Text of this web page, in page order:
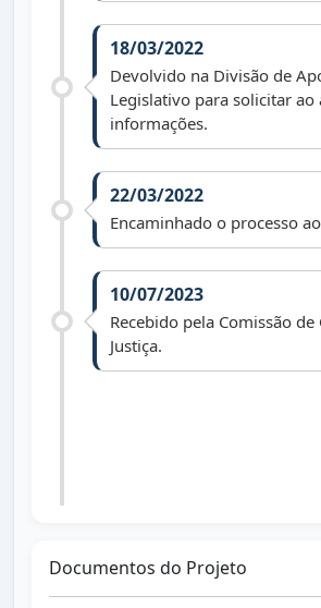
18/03/2022
Devolvido na Divisão de
Legislativo para solicitar ao
informações.
22/03/2022
Encaminhado o processo
10/07/2023
Recebido pela Comissão
Justiça.
Documentos do Projeto